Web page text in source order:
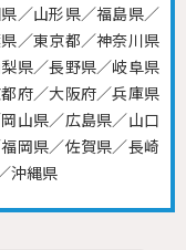
／山形県／福島県／
／東京都／神奈川県
県／長野県／岐阜県
府／大阪府／兵庫県
山県／広島県／山口
岡県／佐賀県／長崎
沖縄県